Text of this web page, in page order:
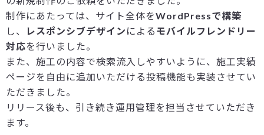
制作にあたっては、サイト全体をWordPressで構築
し、
レスポンシブデザイン による モバイルフレンドリー
対応を行いました。
また、施工の内容で検索流入しやすいように、施工実績
ページを自由に追加いただける投稿機能も実装させてい
ただきました。
リリース後も、引き続き運用管理を担当させていただき
ます。